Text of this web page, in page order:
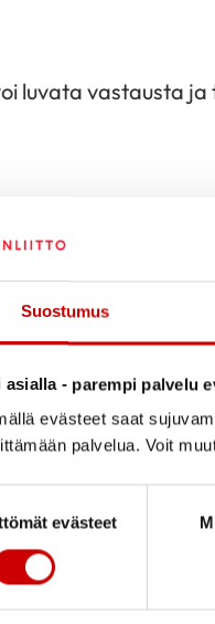
Suostumus
asialla - parempi palvelu
evästeet saat
palvelua. Voit
evästeet
luvata vastausta
olet?